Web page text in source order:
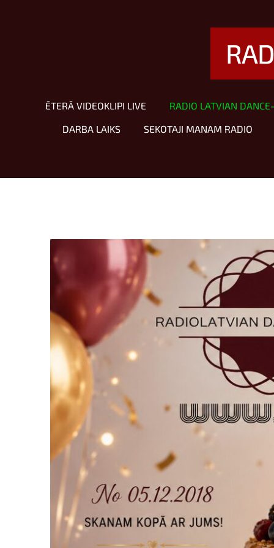
ĒTERĀ VIDEOKLIPI LIVE
RADIO LATVIAN
DARBA LAIKS
SEKOTAJI MANAM RADIO